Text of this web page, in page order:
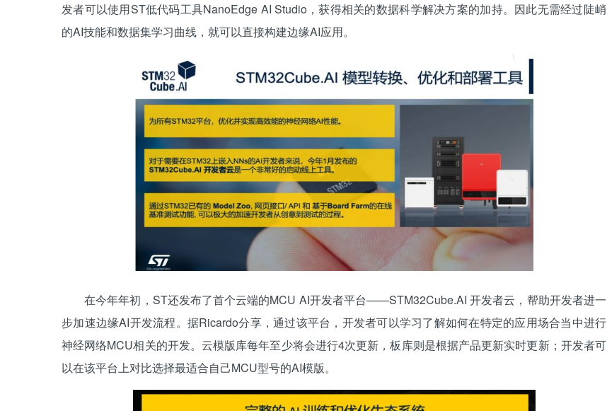
发者可以使用ST低代码工具NanoEdge AI Studio，获得相关的数据科学解决方案的加持。因此无需经过陡峭
的AI技能和数据集学习曲线，就可以直接构建边缘AI应用。
在今年年初，ST还发布了首个云端的MCU AI开发者平台——STM32Cube.AI 开发者云，帮助开发者进一
步加速边缘AI开发流程。据Ricardo分享，通过该平台，开发者可以学习了解如何在特定的应用场合当中进行
神经网络MCU相关的开发。云模版库每年至少将会进行4次更新，板库则是根据产品更新实时更新；开发者可
以在该平台上对比选择最适合自己MCU型号的AI模版。